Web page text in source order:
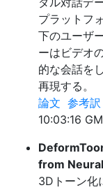
プラットフ
下のユーザ
ーはビデオ
的な会話を
再現する。
論文 参考訳
10:03:16
from
3Dトーン化